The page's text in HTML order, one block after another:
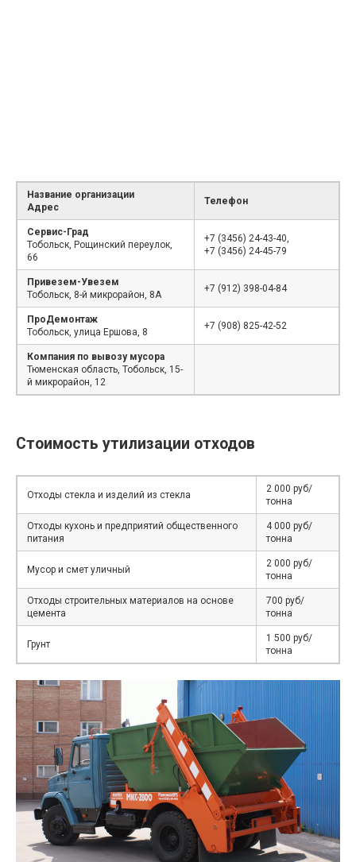
Название организации
Адрес
Телефон
Сервис-Град
Тобольск, Рощинский переулок,
66
+7 (3456) 24-43-40,
+7 (3456) 24-45-79
Привезем-Увезем
Тобольск, 8-й микрорайон, 8А
+7 (912) 398-04-84
ПроДемонтаж
Тобольск, улица Ершова, 8
+7 (908) 825-42-52
Компания по вывозу мусора
Тюменская область, Тобольск, 15-
й микрорайон, 12
Стоимость утилизации отходов
Отходы стекла и изделий из стекла
2 000 руб/
тонна
Отходы кухонь и предприятий общественного
питания
4 000 руб/
тонна
Мусор и смет уличный
2 000 руб/
тонна
Отходы строительных материалов на основе
цемента
700 руб/
тонна
Грунт
1 500 руб/
тонна